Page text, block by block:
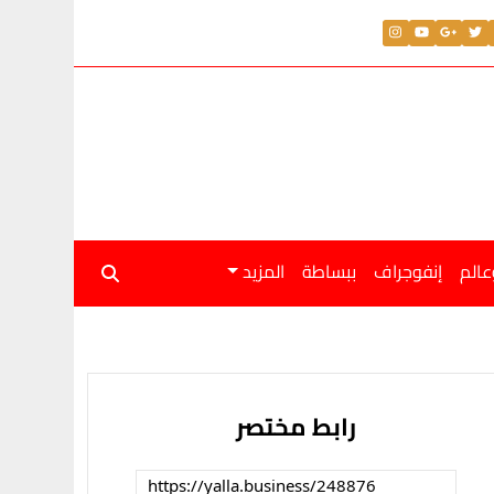
إنفوجراف ببساطة المزيد
رابط مختصر